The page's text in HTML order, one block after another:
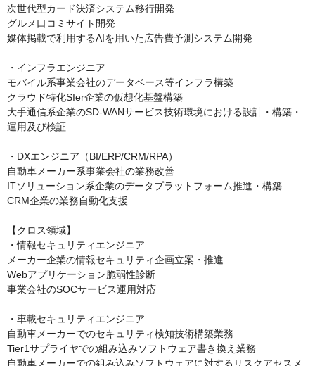
次世代型カード決済システム移行開発
グルメ口コミサイト開発
媒体掲載で利用するAIを用いた広告費予測システム開発
・インフラエンジニア
モバイル系事業会社のデータベース等インフラ構築
クラウド特化SIer企業の仮想化基盤構築
大手通信系企業のSD-WANサービス技術環境における設計・構築・
運用及び検証
・DXエンジニア（BI/ERP/CRM/RPA）
自動車メーカー系事業会社の業務改善
ITソリューション系企業のデータプラットフォーム推進・構築
CRM企業の業務自動化支援
【クロス領域】
・情報セキュリティエンジニア
メーカー企業の情報セキュリティ企画立案・推進
Webアプリケーション脆弱性診断
事業会社のSOCサービス運用対応
・車載セキュリティエンジニア
自動車メーカーでのセキュリティ検知技術構築業務
Tier1サプライヤでの組み込みソフトウェア書き換え業務
自動車メーカーでの組み込みソフトウェアに対するリスクアセスメ